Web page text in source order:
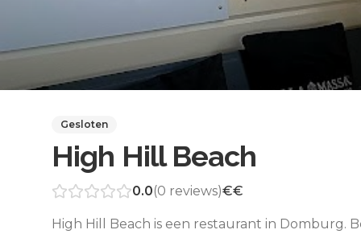
Gesloten
High Hill Beach
0.0(0 reviews)€€
High Hill Beach is een restaurant in Domburg.